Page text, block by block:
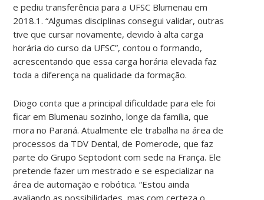
e pediu transferência para a UFSC Blumenau em
2018.1. “Algumas disciplinas consegui validar, outras
tive que cursar novamente, devido à alta carga
horária do curso da UFSC”, contou o formando,
acrescentando que essa carga horária elevada faz
toda a diferença na qualidade da formação.
Diogo conta que a principal dificuldade para ele foi
ficar em Blumenau sozinho, longe da família, que
mora no Paraná. Atualmente ele trabalha na área de
processos da TDV Dental, de Pomerode, que faz
parte do Grupo Septodont com sede na França. Ele
pretende fazer um mestrado e se especializar na
área de automação e robótica. “Estou ainda
avaliando as possibilidades, mas com certeza o